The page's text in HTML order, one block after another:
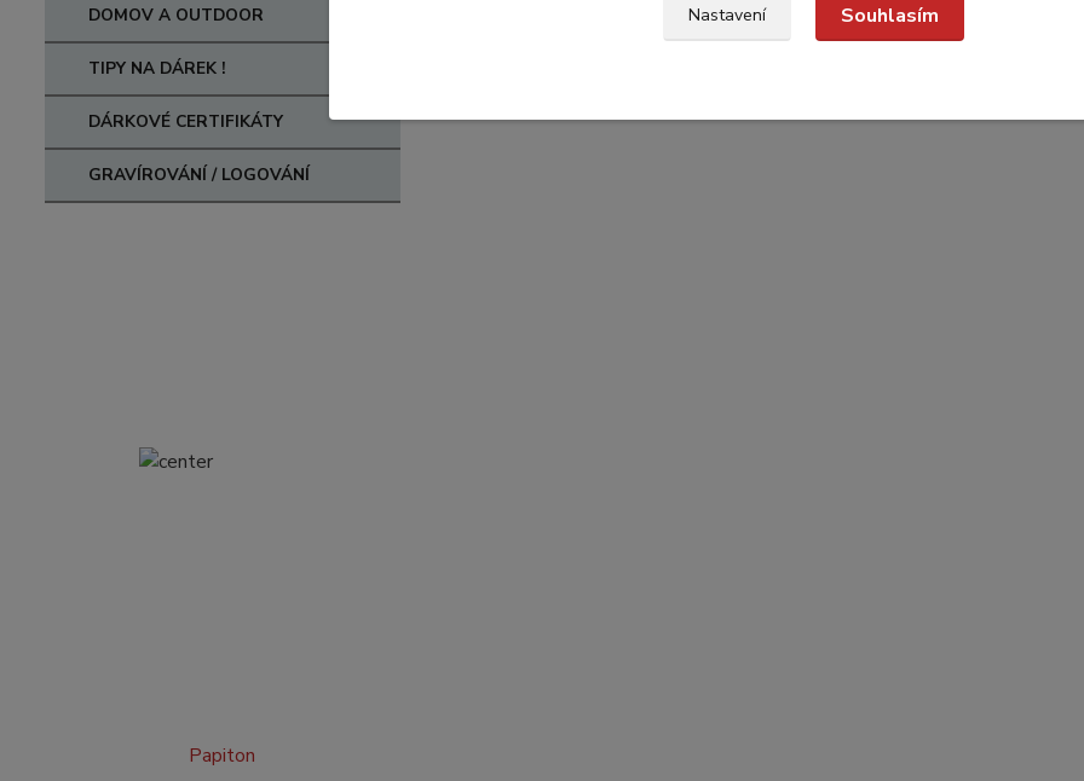
DOMOV A OUTDOOR
TIPY NA DÁREK !
DÁRKOVÉ CERTIFIKÁTY
GRAVÍROVÁNÍ / LOGOVÁNÍ
Papiton
Nastavení Souhlasím